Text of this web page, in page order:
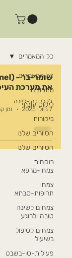
כל המאמרים
מתכונים
ליקוט עונתי
ביקורות
הסיורים שלנו
הסיורים שלנו
רוקחות
צמחי-מרפא
צמחי
תרופות-סבתא
צמחים לשינה
טובה ולרוגע
צמחים לטיפול
בשיעול
פעילות-טו-בשבט
כל המאמרים
את מערכת
ג'קלין כהן-לייבה
7 ביולי 2025
זמן